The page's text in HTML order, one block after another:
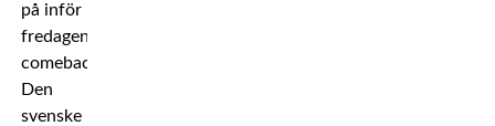
på inför
fredagens
comeback.
Den
svenske